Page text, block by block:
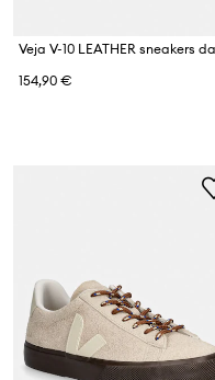
154,90 €